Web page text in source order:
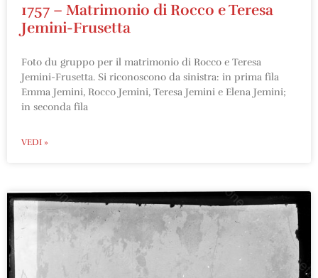
1757 – Matrimonio di Rocco e Teresa
Jemini-Frusetta
Foto du gruppo per il matrimonio di Rocco e Teresa
Jemini-Frusetta. Si riconoscono da sinistra: in prima fila
Emma Jemini, Rocco Jemini, Teresa Jemini e Elena Jemini;
in seconda fila
VEDI »